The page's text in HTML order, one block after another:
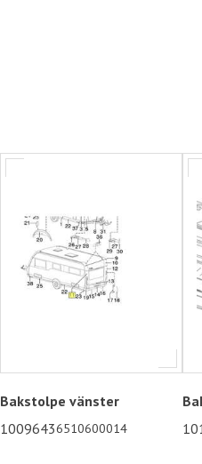
Bakstolpe vänster
10096436510600014